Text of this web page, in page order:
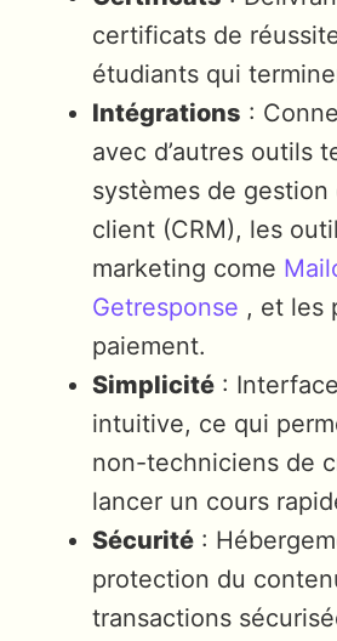
certificats de
étudiants qui
Intégrations :
avec d’autres outils
systèmes de
client (CRM), les
marketing come
Getresponse , et les
paiement.
Simplicité :
intuitive, ce qui
non-techniciens de
lancer un cours
Sécurité :
protection du
transactions